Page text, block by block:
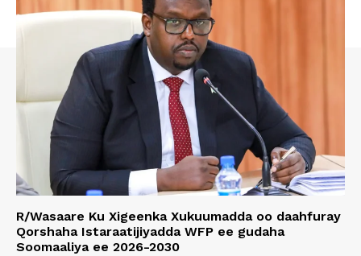
R/Wasaare Ku Xigeenka Xukuumadda oo daahfuray
Qorshaha Istaraatijiyadda WFP ee gudaha
Soomaaliya ee 2026-2030